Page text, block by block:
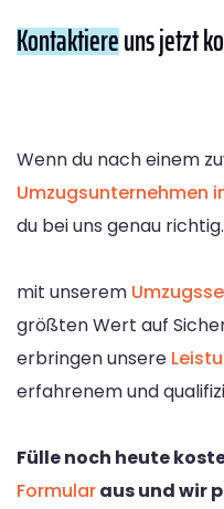
Kontaktiereuns jetzt
Wenn du nach einem
Umzugsunternehmen
du bei uns genau richtig.
mit unserem
größten Wert auf
erbringen unsere
erfahrenem und
Fülle noch heute
Formularaus und wir